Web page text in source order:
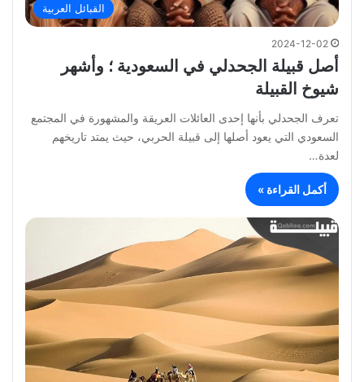
القبائل العربية
2024-12-02
أصل قبيلة الجحدلي في السعودية ؛ وأشهر
شيوخ القبيلة
تعرف الجحدلي بأنها إحدى العائلات العريقة والمشهورة في المجتمع
السعودي التي يعود أصلها إلى قبيلة الحربي، حيث يمتد تاريخهم
لعدة…
أكمل القراءة »